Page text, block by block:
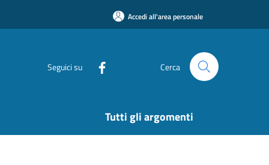
Accedi all'area personale
Seguici su Cerca
Tutti gli argomenti